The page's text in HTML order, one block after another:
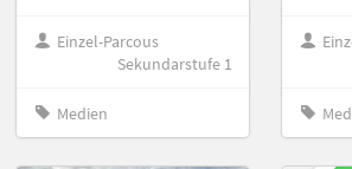
Einzel-Parcous
Sekundarstufe 1
Medien